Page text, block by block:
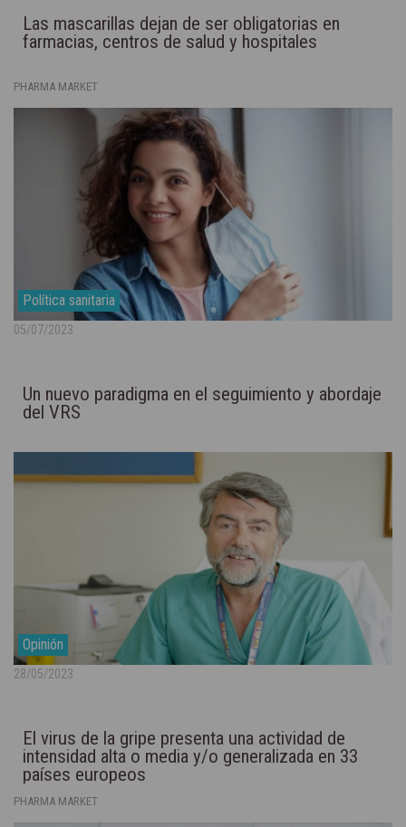
Las mascarillas dejan de ser obligatorias en
farmacias, centros de salud y hospitales
PHARMA MARKET
Política sanitaria
05/07/2023
Un nuevo paradigma en el seguimiento y abordaje
del VRS
Opinión
28/05/2023
El virus de la gripe presenta una actividad de
intensidad alta o media y/o generalizada en 33
países europeos
PHARMA MARKET